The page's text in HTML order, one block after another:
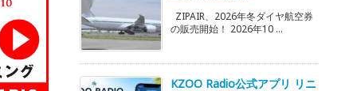
ZIPAIR、2026年冬ダイヤ航空券
の販売開始！ 2026年10 ...
KZOO Radio公式アプリ リニ